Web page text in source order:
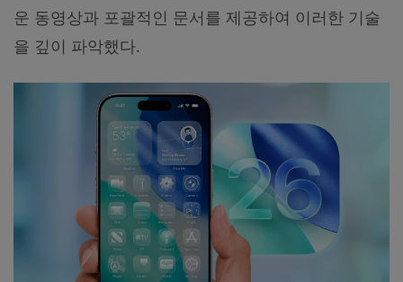
운 동영상과 포괄적인 문서를 제공하여 이러한 기술
을 깊이 파악했다.